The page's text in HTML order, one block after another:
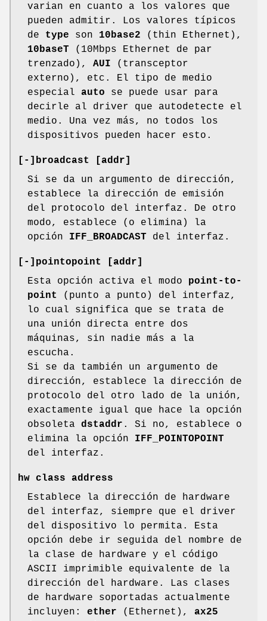
varian en cuanto a los valores que
pueden admitir. Los valores típicos
de type son 10base2 (thin Ethernet),
10baseT (10Mbps Ethernet de par
trenzado), AUI (transceptor
externo), etc. El tipo de medio
especial auto se puede usar para
decirle al driver que autodetecte el
medio. Una vez más, no todos los
dispositivos pueden hacer esto.
[-]broadcast [addr]
Si se da un argumento de dirección,
establece la dirección de emisión
del protocolo del interfaz. De otro
modo, establece (o elimina) la
opción IFF_BROADCAST del interfaz.
[-]pointopoint [addr]
Esta opción activa el modo point-to-
point
(punto a punto) del interfaz,
lo cual significa que se trata de
una unión directa entre dos
máquinas, sin nadie más a la
escucha.
Si se da también un argumento de
dirección, establece la dirección de
protocolo del otro lado de la unión,
exactamente igual que hace la opción
obsoleta dstaddr . Si no, establece o
elimina la opción IFF_POINTOPOINT
del interfaz.
hw class address
Establece la dirección de hardware
del interfaz, siempre que el driver
del dispositivo lo permita. Esta
opción debe ir seguida del nombre de
la clase de hardware y el código
ASCII imprimible equivalente de la
dirección del hardware. Las clases
de hardware soportadas actualmente
incluyen: ether (Ethernet), ax25